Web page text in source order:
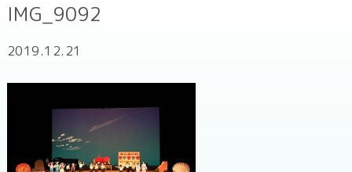
IMG_9092
2019.12.21